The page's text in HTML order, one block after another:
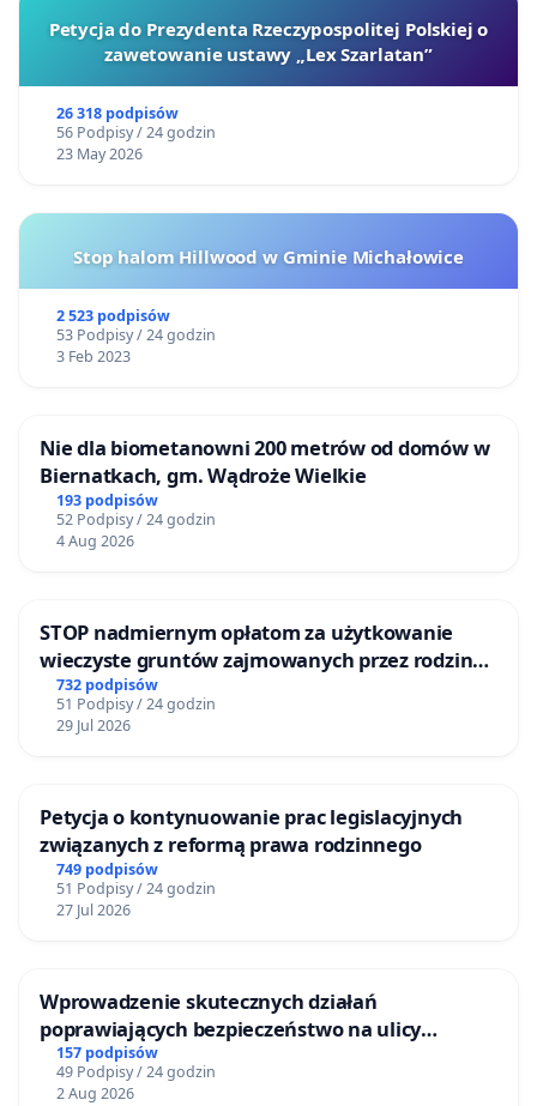
Petycja do Prezydenta Rzeczypospolitej Polskiej o
zawetowanie ustawy „Lex Szarlatan”
26 318 podpisów
56 Podpisy / 24 godzin
23 May 2026
Stop halom Hillwood w Gminie Michałowice
2 523 podpisów
53 Podpisy / 24 godzin
3 Feb 2023
Nie dla biometanowni 200 metrów od domów w
Biernatkach, gm. Wądroże Wielkie
193 podpisów
52 Podpisy / 24 godzin
4 Aug 2026
STOP nadmiernym opłatom za użytkowanie
wieczyste gruntów zajmowanych przez rodzinne
ogrody działkowe.
732 podpisów
51 Podpisy / 24 godzin
29 Jul 2026
Petycja o kontynuowanie prac legislacyjnych
związanych z reformą prawa rodzinnego
749 podpisów
51 Podpisy / 24 godzin
27 Jul 2026
Wprowadzenie skutecznych działań
poprawiających bezpieczeństwo na ulicy
Żeromskiego w Otwocku
157 podpisów
49 Podpisy / 24 godzin
2 Aug 2026